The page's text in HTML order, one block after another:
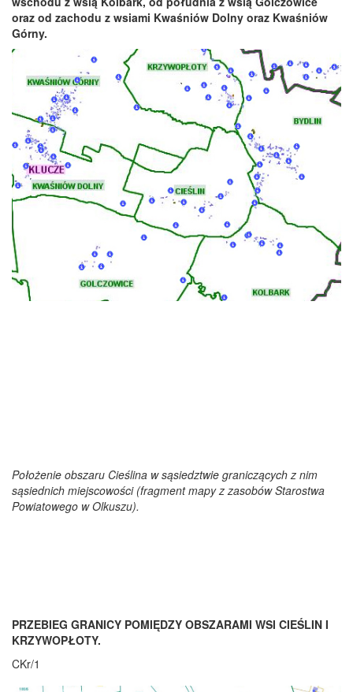
oraz od zachodu z wsiami Kwaśniów Dolny oraz Kwaśniów
Górny.
Położenie obszaru Cieślina w sąsiedztwie graniczących z nim
sąsiednich miejscowości (fragment mapy z zasobów Starostwa
Powiatowego w Olkuszu).
PRZEBIEG GRANICY POMIĘDZY OBSZARAMI WSI CIEŚLIN I
KRZYWOPŁOTY.
CKr/1